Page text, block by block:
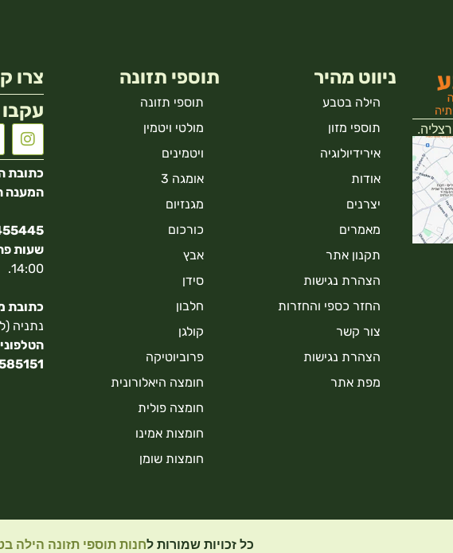
ניווט מהיר
הילה בטבע
תוספי מזון
אירידיולוגיה
אודות
יצרנים
מאמרים
תקנון אתר
הצהרת נגישות
החזר כספי והחזרות
צור קשר
הצהרת נגישות
מפת אתר
תוספי תזונה
תוספי תזונה
מולטי ויטמין
ויטמינים
אומגה 3
מגנזיום
כורכום
אבץ
סידן
חלבון
קולגן
פרוביוטיקה
חומצה היאלורונית
חומצה פולית
חומצות אמינו
חומצות שומן
צרו
עקבו
כתובת
המענה
שעות
14:00.
כתובת
נתניה
כל זכויות שמורות לחנות תוספי תזונה הילה